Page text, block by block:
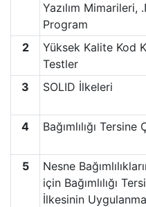
Yazılım Mimarileri,
Program
2
Yüksek Kalite Kod
Testler
3 SOLID İlkeleri
4
Bağımlılığı
5
Nesne
için Bağımlılığı
İlkesinin